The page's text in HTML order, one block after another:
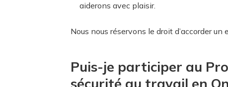
aiderons avec plaisir.
Nous nous réservons le droit d’accorder
Puis-je participer au
sécurité au travail en